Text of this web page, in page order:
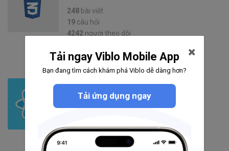
248 bài viết
19 câu hỏi
4242 người theo dõi
ReactJS
1129bài viết
5128người theo dõi
Theo dõi
Tải ngay Viblo Mobile App
Bạn đang tìm cách khám phá Viblo dễ dàng hơn?
Tải ứng dụng ngay